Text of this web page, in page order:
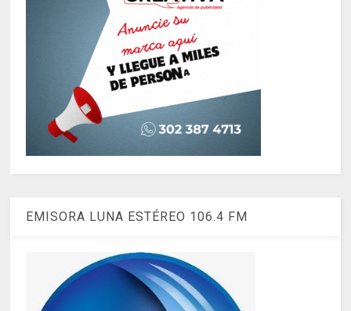
EMISORA LUNA ESTÉREO 106.4 FM